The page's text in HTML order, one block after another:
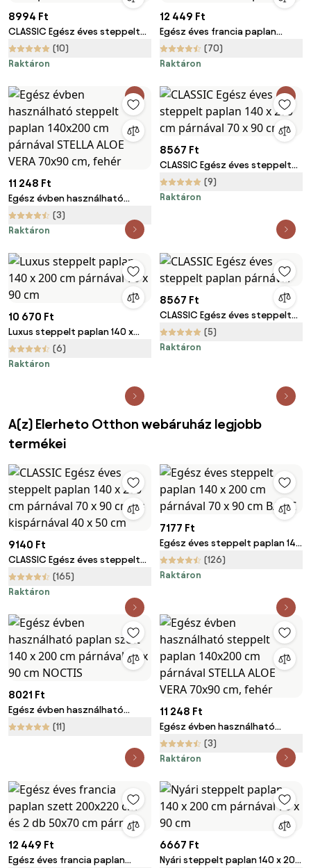
8994 Ft
CLASSIC Egész éves steppelt
paplan párnával és kispárnával
40 x 50 cm
(10)
Raktáron
12 449 Ft
Egész éves francia paplan
szett 200x220 cm és 2 db
50x70 cm párna
(70)
Raktáron
11 248 Ft
Egész évben használható
steppelt paplan 140x200 cm
párnával STELLA ALOE VERA
(3)
Raktáron
8567 Ft
CLASSIC Egész éves steppelt
paplan 140 x 200 cm párnával
70 x 90 cm
(9)
Raktáron
10 670 Ft
Luxus steppelt paplan 140 x
200 cm párnával 70 x 90 cm
(6)
Raktáron
8567 Ft
CLASSIC Egész éves steppelt
paplan párnával
(5)
Raktáron
A(z) Elerheto Otthon webáruház legjobb
termékei
9140 Ft
CLASSIC Egész éves steppelt
paplan 140 x 200 cm párnával
70 x 90 cm és kispárnával 40 x
(165)
Raktáron
7177 Ft
Egész éves steppelt paplan 140
x 200 cm párnával 70 x 90 cm
BASIC
(126)
Raktáron
8021 Ft
Egész évben használható
paplan szett 140 x 200 cm
(11)
11 248 Ft
Egész évben használható
steppelt paplan 140x200 cm
párnával STELLA ALOE VERA
(3)
Raktáron
12 449 Ft
Egész éves francia paplan
6667 Ft
Nyári steppelt paplan 140 x 200